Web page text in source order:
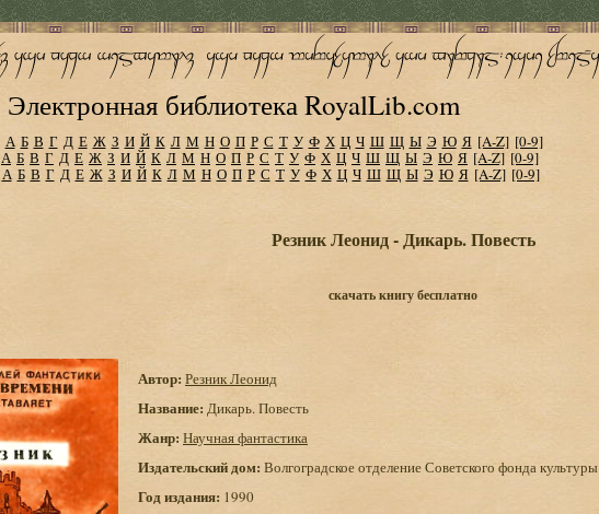
Электронная библиотека RoyalLib.com
А Б В Г Д Е Ж З И Й К Л М Н О П Р С Т У Ф Х Ц Ч Ш Щ Ы Э Ю Я [A-Z] [0-9]
А Б В Г Д Е Ж З И Й К Л М Н О П Р С Т У Ф Х Ц Ч Ш Щ Ы Э Ю Я [A-Z] [0-9]
А Б В Г Д Е Ж З И Й К Л М Н О П Р С Т У Ф Х Ц Ч Ш Щ Ы Э Ю Я [A-Z] [0-9]
Резник Леонид - Дикарь. Повесть
скачать книгу бесплатно
Автор: Резник Леонид
Название: Дикарь. Повесть
Жанр: Научная фантастика
Издательский дом: Волгоградское отделение Советского фонда культуры
Год издания: 1990